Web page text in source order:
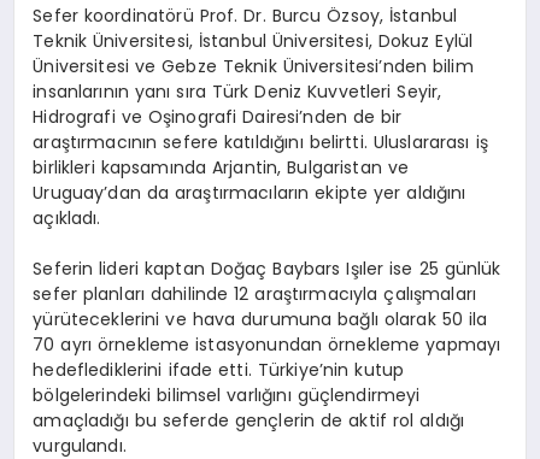
Sefer koordinatörü Prof. Dr. Burcu Özsoy, İstanbul
Teknik Üniversitesi, İstanbul Üniversitesi, Dokuz Eylül
Üniversitesi ve Gebze Teknik Üniversitesi’nden bilim
insanlarının yanı sıra Türk Deniz Kuvvetleri Seyir,
Hidrografi ve Oşinografi Dairesi’nden de bir
araştırmacının sefere katıldığını belirtti. Uluslararası iş
birlikleri kapsamında Arjantin, Bulgaristan ve
Uruguay’dan da araştırmacıların ekipte yer aldığını
açıkladı.
Seferin lideri kaptan Doğaç Baybars Işıler ise 25 günlük
sefer planları dahilinde 12 araştırmacıyla çalışmaları
yürüteceklerini ve hava durumuna bağlı olarak 50 ila
70 ayrı örnekleme istasyonundan örnekleme yapmayı
hedeflediklerini ifade etti. Türkiye’nin kutup
bölgelerindeki bilimsel varlığını güçlendirmeyi
amaçladığı bu seferde gençlerin de aktif rol aldığı
vurgulandı.